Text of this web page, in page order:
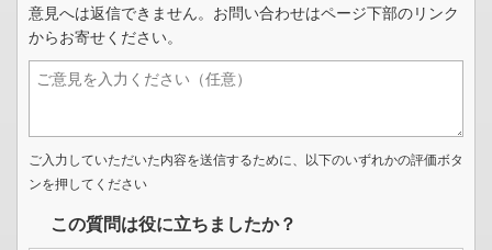
意見へは返信できません。お問い合わせはページ下部のリンク
からお寄せください。
ご入力していただいた内容を送信するために、以下のいずれかの評価ボタ
ンを押してください
この質問は役に立ちましたか？